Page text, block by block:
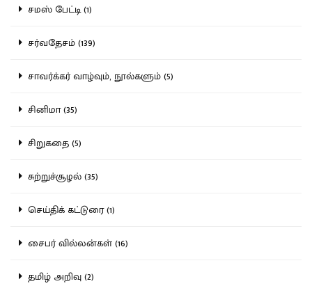
சமஸ் பேட்டி (1)
சர்வதேசம் (139)
சாவர்க்கர் வாழ்வும், நூல்களும் (5)
சினிமா (35)
சிறுகதை (5)
சுற்றுச்சூழல் (35)
செய்திக் கட்டுரை (1)
சைபர் வில்லன்கள் (16)
தமிழ் அறிவு (2)